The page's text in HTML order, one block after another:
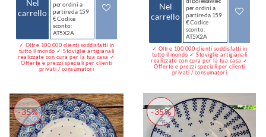
Nel
carrello
per ordini a
partire da 159
€ Codice
sconto:
AT5X2A
✓ Oltre 100.000 clienti soddisfatti in
tutto il mondo ✓ Stoviglie artigianali
realizzate con cura per la tua casa ✓
Offerte e prezzi speciali per clienti
privati / consumatori
Nel
carrello
per ordini a
partire da 159
€ Codice
sconto:
AT5X2A
✓ Oltre 100.000 clienti soddisfatti in
tutto il mondo ✓ Stoviglie artigianali
realizzate con cura per la tua casa ✓
Offerte e prezzi speciali per clienti
privati / consumatori
-35% -35%